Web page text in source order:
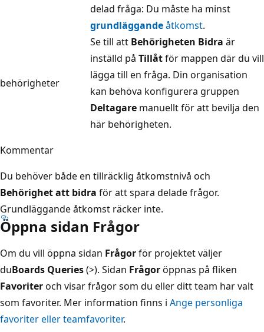
delad fråga: Du måste ha minst
grundläggandeåtkomst.
behörigheter
Se till att Behörigheten Bidra är
inställd på Tillåtför mappen där du vill
lägga till en fråga. Din organisation
kan behöva konfigurera gruppen
Deltagare manuellt för att bevilja den
här behörigheten.
Kommentar
Du behöver både en tillräcklig åtkomstnivå och
Behörighet att bidra för att spara delade frågor.
Grundläggande åtkomst räcker inte.
Öppna sidan Frågor
Om du vill öppna sidan Frågorför projektet väljer
duBoards Queries(>). Sidan Frågoröppnas på fliken
Favoriteroch visar frågor som du eller ditt team har valt
som favoriter. Mer information finns i Ange personliga
favoriter eller teamfavoriter.